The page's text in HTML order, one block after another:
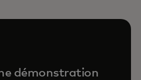
démonstration